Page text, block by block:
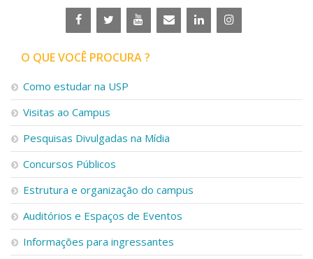
O QUE VOCÊ PROCURA ?
Como estudar na USP
Visitas ao Campus
Pesquisas Divulgadas na Mídia
Concursos Públicos
Estrutura e organização do campus
Auditórios e Espaços de Eventos
Informações para ingressantes